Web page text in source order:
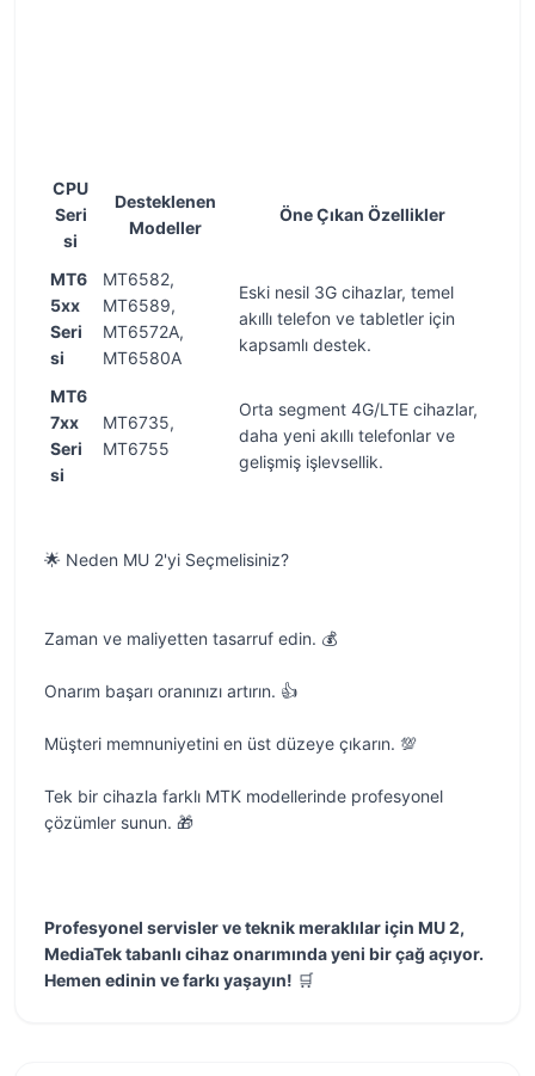
CPU
Seri
si
Desteklenen
Modeller
Öne Çıkan Özellikler
MT6
5xx
Seri
si
MT6582,
MT6589,
MT6572A,
MT6580A
Eski nesil 3G cihazlar, temel
akıllı telefon ve tabletler için
kapsamlı destek.
MT6
7xx
Seri
si
MT6735,
MT6755
Orta segment 4G/LTE cihazlar,
daha yeni akıllı telefonlar ve
gelişmiş işlevsellik.
🌟 Neden MU 2'yi Seçmelisiniz?
Zaman ve maliyetten tasarruf edin. 💰
Onarım başarı oranınızı artırın. 👍
Müşteri memnuniyetini en üst düzeye çıkarın. 💯
Tek bir cihazla farklı MTK modellerinde profesyonel
çözümler sunun. 🎁
Profesyonel servisler ve teknik meraklılar için MU 2,
MediaTek tabanlı cihaz onarımında yeni bir çağ açıyor.
Hemen edinin ve farkı yaşayın! 🛒